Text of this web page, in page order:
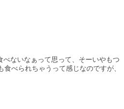
ないなぁって思って、そーいやもつ
べられちゃうって感じなのですが、